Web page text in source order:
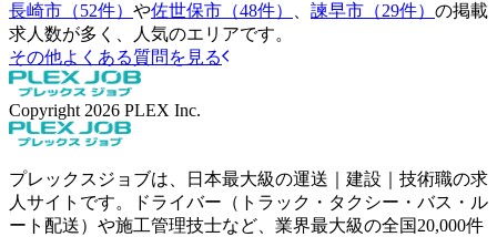
長崎市（52件） や佐世保市（48件） 諫早市（29件） の掲載
求人数が多く、人気のエリアです。
その他よくある質問を見る
Copyright 2026 PLEX Inc.
プレックスジョブは、日本最大級の運送｜建設｜技術職の求
人サイトです。ドライバー（トラック・タクシー・バス・ル
ート配送）や施工管理技士など、業界最大級の全国20,000件